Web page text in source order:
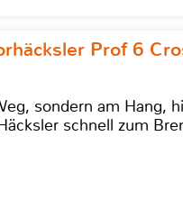
Prof 6
sondern am Hang,
schnell zum